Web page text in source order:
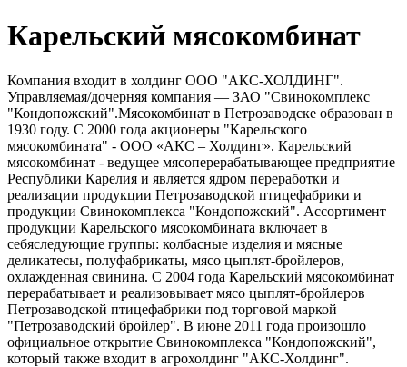
Карельский мясокомбинат
Компания входит в холдинг ООО "АКС-ХОЛДИНГ".
Управляемая/дочерняя компания — ЗАО "Свинокомплекс
"Кондопожский".Мясокомбинат в Петрозаводске образован в
1930 году. С 2000 года акционеры "Карельского
мясокомбината" - ООО «АКС – Холдинг». Карельский
мясокомбинат - ведущее мясоперерабатывающее предприятие
Республики Карелия и является ядром переработки и
реализации продукции Петрозаводской птицефабрики и
продукции Свинокомплекса "Кондопожский". Ассортимент
продукции Карельского мясокомбината включает в
себяследующие группы: колбасные изделия и мясные
деликатесы, полуфабрикаты, мясо цыплят-бройлеров,
охлажденная свинина. С 2004 года Карельский мясокомбинат
перерабатывает и реализовывает мясо цыплят-бройлеров
Петрозаводской птицефабрики под торговой маркой
"Петрозаводский бройлер". В июне 2011 года произошло
официальное открытие Свинокомплекса "Кондопожский",
который также входит в агрохолдинг "АКС-Холдинг".